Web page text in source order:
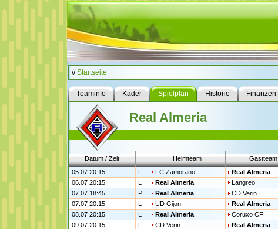
//Startseite
Teaminfo Kader Spielplan Historie Finanzen
Real Almeria
Datum / Zeit Heimteam Gastteam
05.07 20:15
L FC Zamorano Real Almeria
06.07 20:15
L Real Almeria Langreo
07.07 18:45
P Real Almeria CD Verin
07.07 20:15
L UD Gijon Real Almeria
08.07 20:15
L Real Almeria Coruxo CF
09.07 20:15
L CD Verin Real Almeria